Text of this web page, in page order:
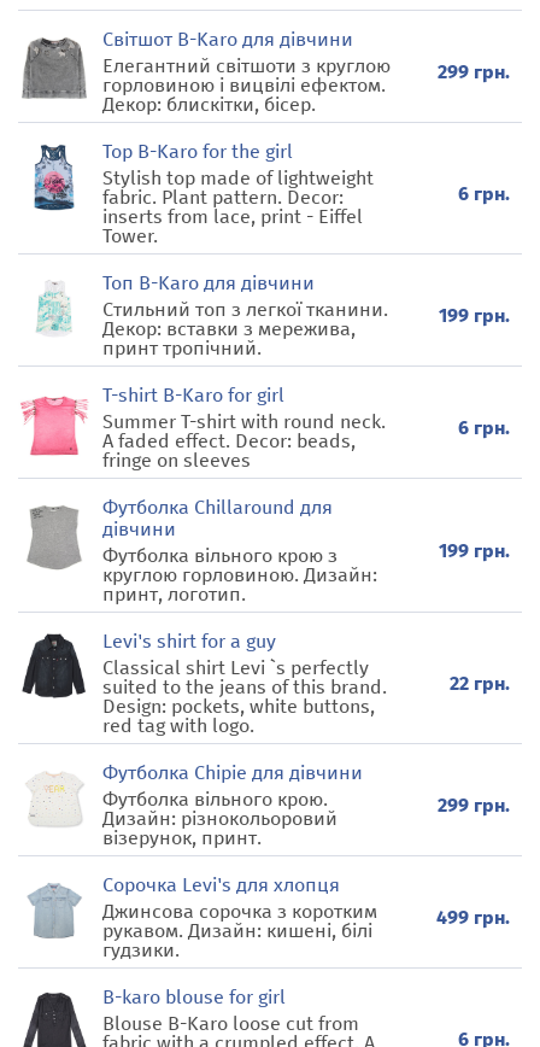
Світшот B-Karo для дівчини
Елегантний світшоти з круглою
горловиною і вицвілі ефектом.
Декор: блискітки, бісер.
299 грн.
Top B-Karo for the girl
Stylish top made of lightweight
fabric. Plant pattern. Decor:
inserts from lace, print - Eiffel
Tower.
6 грн.
Топ B-Karo для дівчини
Стильний топ з легкої тканини.
Декор: вставки з мережива,
принт тропічний.
199 грн.
T-shirt B-Karo for girl
Summer T-shirt with round neck.
A faded effect. Decor: beads,
fringe on sleeves
6 грн.
Футболка Chillaround для
дівчини
Футболка вільного крою з
круглою горловиною. Дизайн:
принт, логотип.
199 грн.
Levi's shirt for a guy
Classical shirt Levi `s perfectly
suited to the jeans of this brand.
Design: pockets, white buttons,
red tag with logo.
22 грн.
Футболка Chipie для дівчини
Футболка вільного крою.
Дизайн: різнокольоровий
візерунок, принт.
299 грн.
Сорочка Levi's для хлопця
Джинсова сорочка з коротким
рукавом. Дизайн: кишені, білі
гудзики.
499 грн.
B-karo blouse for girl
Blouse B-Karo loose cut from
6 грн.